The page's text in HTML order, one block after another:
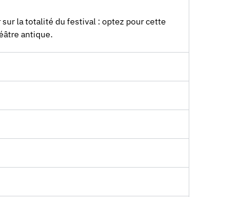
la totalité du festival : optez pour cette
antique.